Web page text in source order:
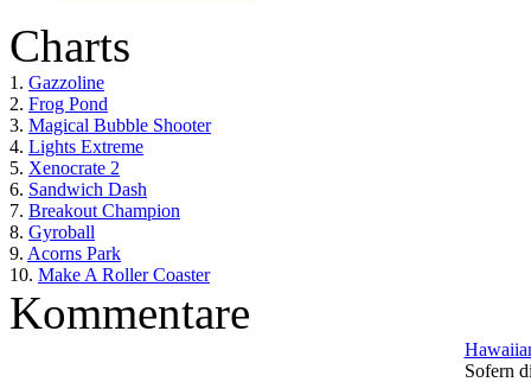
Charts
1. Gazzoline
2. Frog Pond
3. Magical Bubble Shooter
4. Lights Extreme
5. Xenocrate 2
6. Sandwich Dash
7. Breakout Champion
8. Gyroball
9. Acorns Park
10. Make A Roller Coaster
Kommentare
Sofern